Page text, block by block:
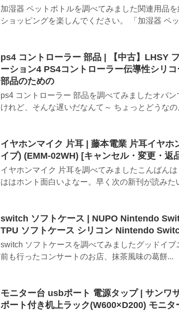
加湿器 ペットボトルを調べてみました関連用品
ショッピングを楽しんでください。 「加湿器 ペ
ps4 コントローラー 部品 | 【中古】LHSY
ーション4 PS4コントローラー伝導性シリ
部品のための
ps4 コントローラー 部品を調べてみましたオバ
けれど、そんな遅いだなんて～ ちょっとどうなの
イヤホンマイク 片耳 | 藤本電業 片耳イヤ
イプ) (EMM-02WH) [キャンセル・変更・返
イヤホンマイク 片耳を調べてみましたこんばん
ははホント面白いよなー。早く次の新刊が読みた
switch ソフトケース | NUPO Nintendo
TPU ソフトケース シリコン Nintendo
switch ソフトケースを調べてみましたグッドイ
前も行ったコンサートのお店、抹茶風味の葛餅...
モニター台 usbポート 電源タップ | サンワ
ポート付き机上ラック(W600×D200) モニ